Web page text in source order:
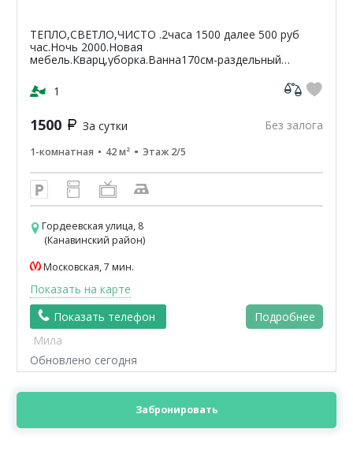
ТЕПЛО,СВЕТЛО,ЧИСТО .2часа 1500 далее 500 руб
час.Ночь 2000.Новая
мебель.Кварц,уборка.Ванна170см-раздельный
кв-42м2.ЦУМ,Шайба,Аптеки,банкомат-Сбербанк
ВТБ,Пятерочка.Чи...
1
1500 За сутки Без залога
1-комнатная 42 м² Этаж 2/5
Гордеевская улица, 8
(Канавинский район)
Московская, 7 мин.
Показать на карте
Показать телефон
Подробнее
Мила
Обновлено сегодня
Забронировать